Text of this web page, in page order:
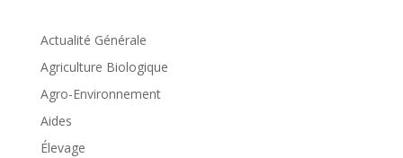
Actualité Générale
Agriculture Biologique
Agro-Environnement
Aides
Élevage